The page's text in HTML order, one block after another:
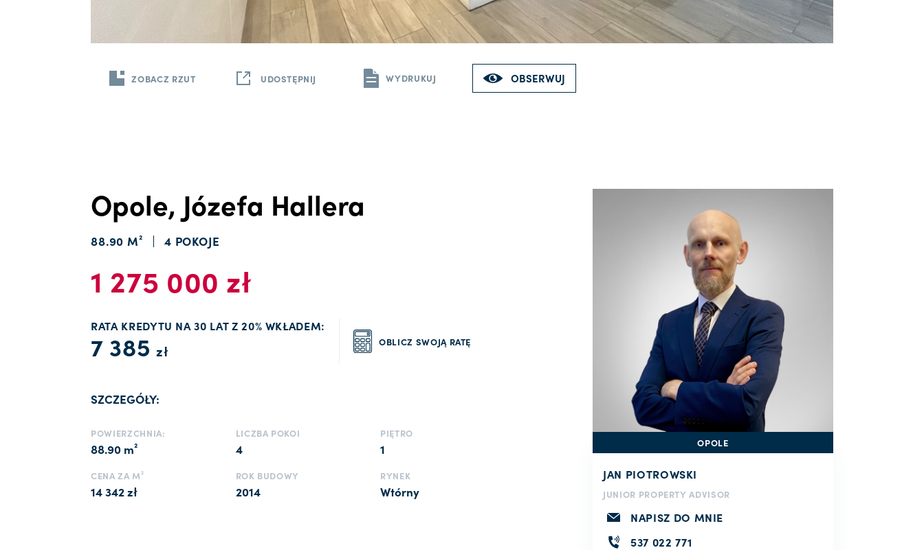
ZOBACZ RZUT UDOSTĘPNIJ WYDRUKUJ OBSERWUJ
Opole, Józefa Hallera
88.90 M² 4 POKOJE
1 275 000 zł
RATA KREDYTU NA 30 LAT Z 20% WKŁADEM:
7 385 zł OBLICZ SWOJĄ RATĘ
SZCZEGÓŁY:
POWIERZCHNIA:
88.90 m²
LICZBA POKOI
4
PIĘTRO
1
CENA ZA M²
14 342 zł
ROK BUDOWY
2014
RYNEK
Wtórny
OPOLE
JAN PIOTROWSKI
JUNIOR PROPERTY ADVISOR
NAPISZ DO MNIE
537 022 771